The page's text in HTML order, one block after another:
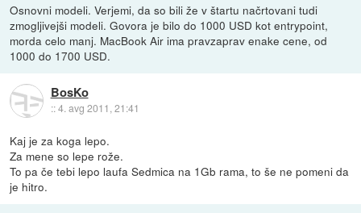
Osnovni modeli. Verjemi, da so bili že v štartu načrtovani tudi
zmogljivejši modeli. Govora je bilo do 1000 USD kot entrypoint,
morda celo manj. MacBook Air ima pravzaprav enake cene, od
1000 do 1700 USD.
BosKo
::4. avg 2011, 21:41
Kaj je za koga lepo.
Za mene so lepe rože.
To pa če tebi lepo laufa Sedmica na 1Gb rama, to še ne pomeni da
je hitro.